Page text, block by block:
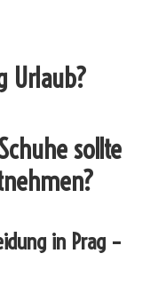
Urlaub?
sollte
in Prag –